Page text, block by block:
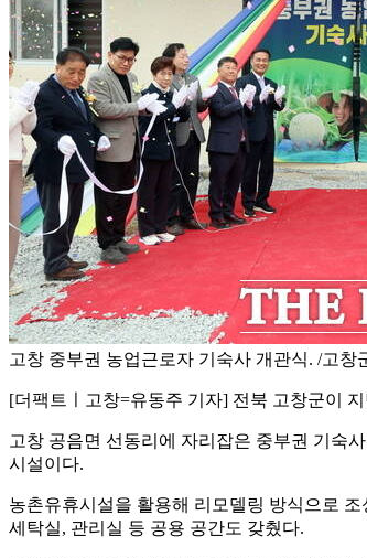
고창 중부권 농업근로자 기숙사 개관식. /고창
[더팩트ㅣ고창=유동주 기자] 전북 고창군이
고창 공음면 선동리에 자리잡은 중부권 기숙
시설이다.
농촌유휴시설을 활용해 리모델링 방식으로
세탁실, 관리실 등 공용 공간도 갖췄다.